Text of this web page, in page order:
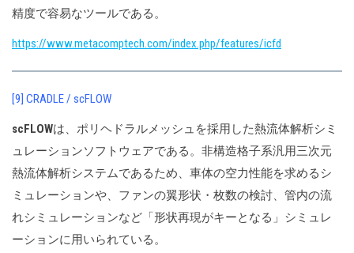
精度で容易なツールである。
https://www.metacomptech.com/index.php/features/icfd
[9] CRADLE / scFLOW
scFLOWは、ポリヘドラルメッシュを採用した熱流体解析シミ
ュレーションソフトウェアである。非構造格子系汎用三次元
熱流体解析システムであるため、車体の空力性能を求めるシ
ミュレーションや、ファンの翼形状・枚数の検討、管内の流
れシミュレーションなど「形状再現がキーとなる」シミュレ
ーションに用いられている。